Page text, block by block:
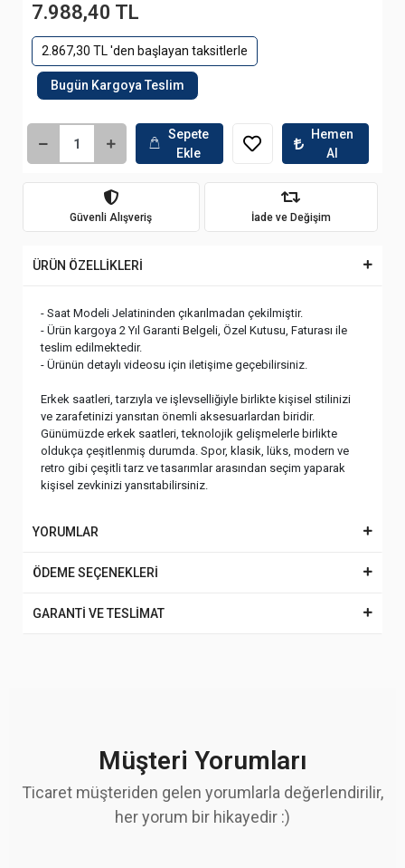
7.988,40 TL
2.867,30 TL 'den başlayan taksitlerle
Bugün Kargoya Teslim
Sepete
Ekle
Hemen
Al
Güvenli Alışveriş İade ve Değişim
ÜRÜN ÖZELLİKLERİ
- Saat Modeli Jelatininden çıkarılmadan çekilmiştir.
- Ürün kargoya 2 Yıl Garanti Belgeli, Özel Kutusu, Faturası ile
teslim edilmektedir.
- Ürünün detaylı videosu için iletişime geçebilirsiniz.
Erkek saatleri, tarzıyla ve işlevselliğiyle birlikte kişisel stilinizi
ve zarafetinizi yansıtan önemli aksesuarlardan biridir.
Günümüzde erkek saatleri, teknolojik gelişmelerle birlikte
oldukça çeşitlenmiş durumda. Spor, klasik, lüks, modern ve
retro gibi çeşitli tarz ve tasarımlar arasından seçim yaparak
kişisel zevkinizi yansıtabilirsiniz.
YORUMLAR
ÖDEME SEÇENEKLERİ
GARANTİ VE TESLİMAT
Müşteri Yorumları
Ticaret müşteriden gelen yorumlarla değerlendirilir,
her yorum bir hikayedir :)